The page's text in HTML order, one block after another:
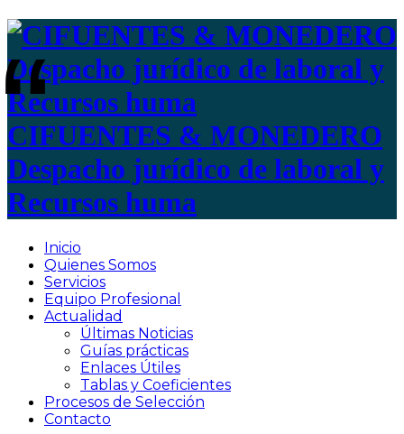
CIFUENTES & MONEDERO
Despacho jurídico de laboral y
Recursos huma
Inicio
Quienes Somos
Servicios
Equipo Profesional
Actualidad
Últimas Noticias
Guías prácticas
Enlaces Útiles
Tablas y Coeficientes
Procesos de Selección
Contacto